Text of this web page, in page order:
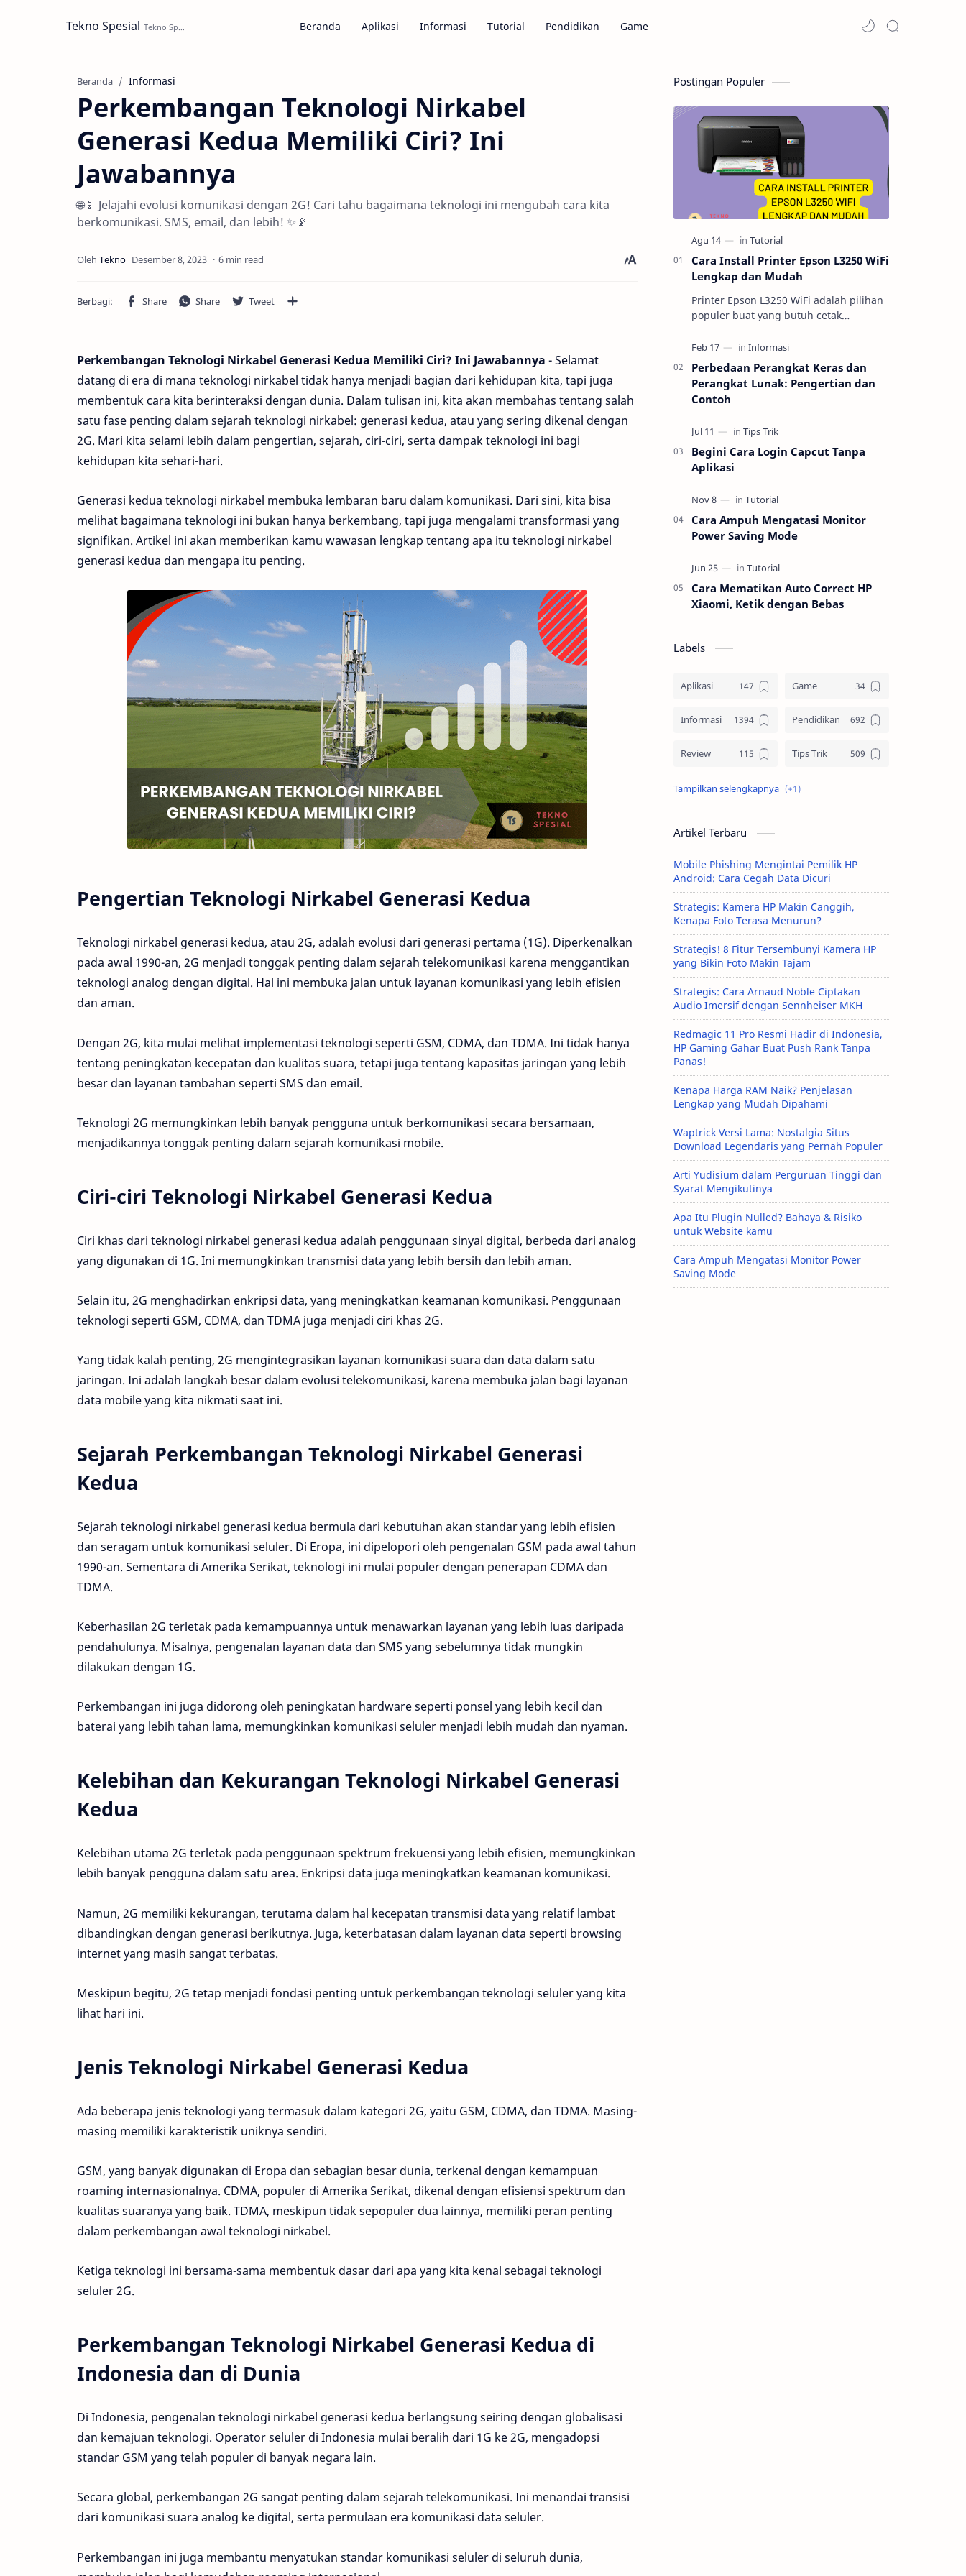
Tekno Spesial Beranda Aplikasi Informasi Tutorial Pendidikan Game
Beranda Informasi
Perkembangan Teknologi Nirkabel
Generasi Kedua Memiliki Ciri? Ini
Jawabannya
🌐📱 Jelajahi evolusi komunikasi dengan 2G! Cari tahu bagaimana teknologi ini mengubah cara kita
berkomunikasi. SMS, email, dan lebih! ✨📡
6 min read
Perkembangan Teknologi Nirkabel Generasi Kedua Memiliki Ciri? Ini Jawabannya - Selamat
datang di era di mana teknologi nirkabel tidak hanya menjadi bagian dari kehidupan kita, tapi juga
membentuk cara kita berinteraksi dengan dunia. Dalam tulisan ini, kita akan membahas tentang salah
satu fase penting dalam sejarah teknologi nirkabel: generasi kedua, atau yang sering dikenal dengan
2G. Mari kita selami lebih dalam pengertian, sejarah, ciri-ciri, serta dampak teknologi ini bagi
kehidupan kita sehari-hari.
Generasi kedua teknologi nirkabel membuka lembaran baru dalam komunikasi. Dari sini, kita bisa
melihat bagaimana teknologi ini bukan hanya berkembang, tapi juga mengalami transformasi yang
signifikan. Artikel ini akan memberikan kamu wawasan lengkap tentang apa itu teknologi nirkabel
generasi kedua dan mengapa itu penting.
Pengertian Teknologi Nirkabel Generasi Kedua
Teknologi nirkabel generasi kedua, atau 2G, adalah evolusi dari generasi pertama (1G). Diperkenalkan
pada awal 1990-an, 2G menjadi tonggak penting dalam sejarah telekomunikasi karena menggantikan
teknologi analog dengan digital. Hal ini membuka jalan untuk layanan komunikasi yang lebih efisien
dan aman.
Dengan 2G, kita mulai melihat implementasi teknologi seperti GSM, CDMA, dan TDMA. Ini tidak hanya
tentang peningkatan kecepatan dan kualitas suara, tetapi juga tentang kapasitas jaringan yang lebih
besar dan layanan tambahan seperti SMS dan email.
Teknologi 2G memungkinkan lebih banyak pengguna untuk berkomunikasi secara bersamaan,
menjadikannya tonggak penting dalam sejarah komunikasi mobile.
Ciri-ciri Teknologi Nirkabel Generasi Kedua
Ciri khas dari teknologi nirkabel generasi kedua adalah penggunaan sinyal digital, berbeda dari analog
yang digunakan di 1G. Ini memungkinkan transmisi data yang lebih bersih dan lebih aman.
Selain itu, 2G menghadirkan enkripsi data, yang meningkatkan keamanan komunikasi. Penggunaan
teknologi seperti GSM, CDMA, dan TDMA juga menjadi ciri khas 2G.
Yang tidak kalah penting, 2G mengintegrasikan layanan komunikasi suara dan data dalam satu
jaringan. Ini adalah langkah besar dalam evolusi telekomunikasi, karena membuka jalan bagi layanan
data mobile yang kita nikmati saat ini.
Sejarah Perkembangan Teknologi Nirkabel Generasi
Kedua
Sejarah teknologi nirkabel generasi kedua bermula dari kebutuhan akan standar yang lebih efisien
dan seragam untuk komunikasi seluler. Di Eropa, ini dipelopori oleh pengenalan GSM pada awal tahun
1990-an. Sementara di Amerika Serikat, teknologi ini mulai populer dengan penerapan CDMA dan
TDMA.
Keberhasilan 2G terletak pada kemampuannya untuk menawarkan layanan yang lebih luas daripada
pendahulunya. Misalnya, pengenalan layanan data dan SMS yang sebelumnya tidak mungkin
dilakukan dengan 1G.
Perkembangan ini juga didorong oleh peningkatan hardware seperti ponsel yang lebih kecil dan
baterai yang lebih tahan lama, memungkinkan komunikasi seluler menjadi lebih mudah dan nyaman.
Kelebihan dan Kekurangan Teknologi Nirkabel Generasi
Kedua
Kelebihan utama 2G terletak pada penggunaan spektrum frekuensi yang lebih efisien, memungkinkan
lebih banyak pengguna dalam satu area. Enkripsi data juga meningkatkan keamanan komunikasi.
Namun, 2G memiliki kekurangan, terutama dalam hal kecepatan transmisi data yang relatif lambat
dibandingkan dengan generasi berikutnya. Juga, keterbatasan dalam layanan data seperti browsing
internet yang masih sangat terbatas.
Meskipun begitu, 2G tetap menjadi fondasi penting untuk perkembangan teknologi seluler yang kita
lihat hari ini.
Jenis Teknologi Nirkabel Generasi Kedua
Ada beberapa jenis teknologi yang termasuk dalam kategori 2G, yaitu GSM, CDMA, dan TDMA. Masing-
masing memiliki karakteristik uniknya sendiri.
GSM, yang banyak digunakan di Eropa dan sebagian besar dunia, terkenal dengan kemampuan
roaming internasionalnya. CDMA, populer di Amerika Serikat, dikenal dengan efisiensi spektrum dan
kualitas suaranya yang baik. TDMA, meskipun tidak sepopuler dua lainnya, memiliki peran penting
dalam perkembangan awal teknologi nirkabel.
Ketiga teknologi ini bersama-sama membentuk dasar dari apa yang kita kenal sebagai teknologi
seluler 2G.
Perkembangan Teknologi Nirkabel Generasi Kedua di
Indonesia dan di Dunia
Di Indonesia, pengenalan teknologi nirkabel generasi kedua berlangsung seiring dengan globalisasi
dan kemajuan teknologi. Operator seluler di Indonesia mulai beralih dari 1G ke 2G, mengadopsi
standar GSM yang telah populer di banyak negara lain.
Secara global, perkembangan 2G sangat penting dalam sejarah telekomunikasi. Ini menandai transisi
dari komunikasi suara analog ke digital, serta permulaan era komunikasi data seluler.
Perkembangan ini juga membantu menyatukan standar komunikasi seluler di seluruh dunia,
Postingan Populer
Cara Install Printer Epson L3250 WiFi
Lengkap dan Mudah
Printer Epson L3250 WiFi adalah pilihan
populer buat yang butuh cetak
fitur cetak nirkabel, perangkat ini bisa
lang…
Perbedaan Perangkat Keras dan
Perangkat Lunak: Pengertian dan
Contoh
Begini Cara Login Capcut Tanpa
Aplikasi
Cara Ampuh Mengatasi Monitor
Power Saving Mode
Cara Mematikan Auto Correct HP
Xiaomi, Ketik dengan Bebas
Labels
Aplikasi Game
Informasi Pendidikan
Review Tips Trik
Tutorial
Artikel Terbaru
Mobile Phishing Mengintai Pemilik HP
Android: Cara Cegah Data Dicuri
Strategis: Kamera HP Makin Canggih,
Kenapa Foto Terasa Menurun?
Strategis! 8 Fitur Tersembunyi Kamera HP
yang Bikin Foto Makin Tajam
Strategis: Cara Arnaud Noble Ciptakan
Audio Imersif dengan Sennheiser MKH
Redmagic 11 Pro Resmi Hadir di Indonesia,
HP Gaming Gahar Buat Push Rank Tanpa
Panas!
Kenapa Harga RAM Naik? Penjelasan
Lengkap yang Mudah Dipahami
Waptrick Versi Lama: Nostalgia Situs
Download Legendaris yang Pernah Populer
Arti Yudisium dalam Perguruan Tinggi dan
Syarat Mengikutinya
Apa Itu Plugin Nulled? Bahaya & Risiko
untuk Website kamu
Cara Ampuh Mengatasi Monitor Power
Saving Mode